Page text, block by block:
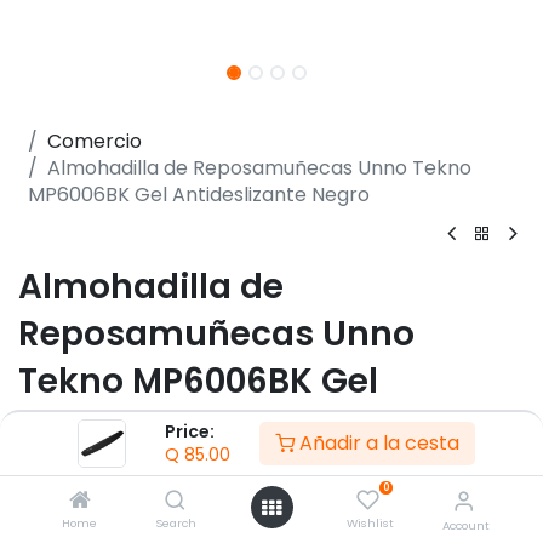
Price:
Q 85.00 Añadir a la cesta
Home Search
0
Wishlist Account
Comercio
Almohadilla de Reposamuñecas Unno Tekno
MP6006BK Gel Antideslizante Negro
Almohadilla de
Reposamuñecas Unno
Tekno MP6006BK Gel
Antideslizante Negro
(0 reseña)
-Fabricado en gel